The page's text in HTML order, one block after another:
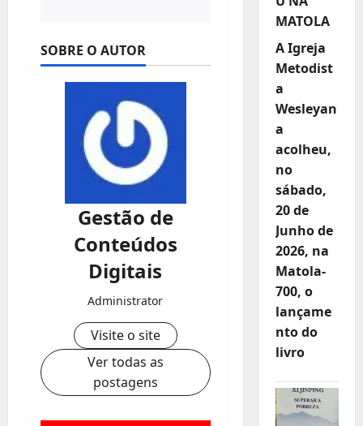
SOBRE O AUTOR
Gestão de
Conteúdos
Digitais
Administrator
Visite o site
Ver todas as
postagens
MATOLA
A Igreja
Metodist
a
Wesleyan
a
acolheu,
no
sábado,
20 de
Junho de
2026, na
Matola-
700, o
lançame
nto do
livro